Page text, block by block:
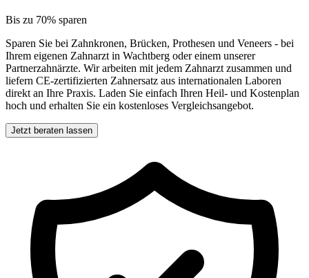
Bis zu 70% sparen
Sparen Sie bei Zahnkronen, Brücken, Prothesen und Veneers - bei
Ihrem eigenen Zahnarzt in Wachtberg oder einem unserer
Partnerzahnärzte. Wir arbeiten mit jedem Zahnarzt zusammen und
liefern CE-zertifizierten Zahnersatz aus internationalen Laboren
direkt an Ihre Praxis. Laden Sie einfach Ihren Heil- und Kostenplan
hoch und erhalten Sie ein kostenloses Vergleichsangebot.
Jetzt beraten lassen